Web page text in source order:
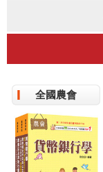
全國農會